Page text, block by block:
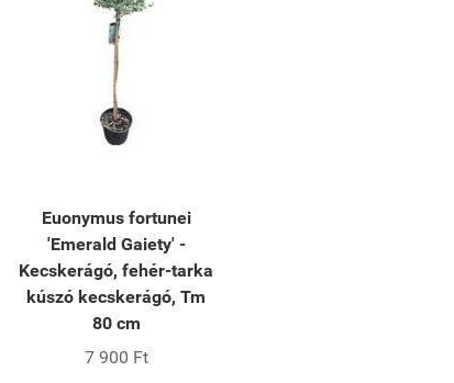
Euonymus fortunei
'Emerald Gaiety' -
Kecskerágó, fehér-tarka
kúszó kecskerágó, Tm
80 cm
7 900 Ft